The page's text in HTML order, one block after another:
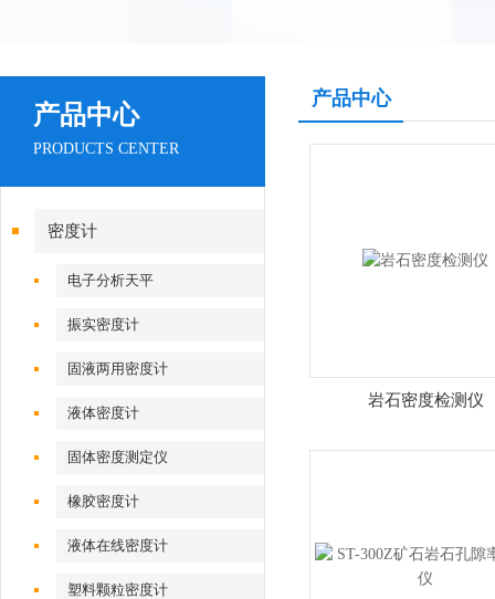
产品中心
PRODUCTS CENTER
密度计
电子分析天平
振实密度计
固液两用密度计
液体密度计
固体密度测定仪
橡胶密度计
液体在线密度计
塑料颗粒密度计
产品中心
岩石密度检测仪